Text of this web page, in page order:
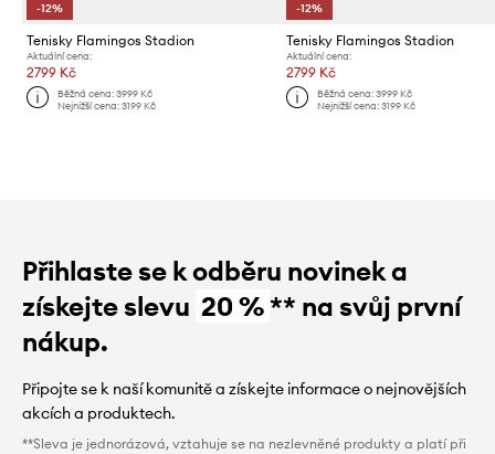
-12%
Tenisky Flamingos Stadion
Aktuální cena:
2799 Kč
Běžná cena:3999 Kč
Nejnižší cena:3199 Kč
-12%
Tenisky Flamingos Stadion
Aktuální cena:
2799 Kč
Běžná cena: 3999 Kč
Nejnižší cena: 3199 Kč
Přihlaste se k odběru novinek a
získejte slevu 20 %** na svůj první
nákup.
Připojte se k naší komunitě a získejte informace o nejnovějších
akcích a produktech.
**Sleva je jednorázová, vztahuje se na nezlevněné produkty a platí při